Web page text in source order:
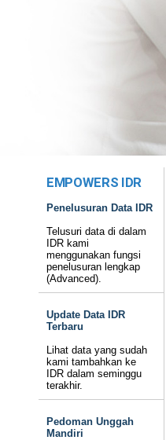
EMPOWERS IDR
Penelusuran Data IDR
Telusuri data di dalam
IDR kami
menggunakan fungsi
penelusuran lengkap
(Advanced).
Update Data IDR
Terbaru
Lihat data yang sudah
kami tambahkan ke
IDR dalam seminggu
terakhir.
Pedoman Unggah
Mandiri